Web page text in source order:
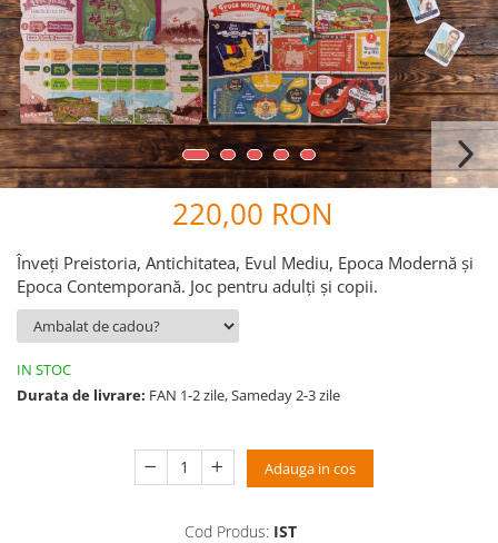
9 Ani
10 Ani
11 - 14 Ani
14+ Ani
Colecția Păcălici
TOATE JOCURILE
220,00 RON
Înveți Preistoria, Antichitatea, Evul Mediu, Epoca Modernă și
Epoca Contemporană. Joc pentru adulți și copii.
IN STOC
Durata de livrare: FAN 1-2 zile, Sameday 2-3 zile
Adauga in cos
Cod Produs: IST